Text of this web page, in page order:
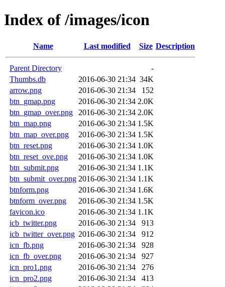
Index of /images/icon
Name Last modified Size Description
Parent Directory
-
Thumbs.db
2016-06-30 21:34 34K
arrow.png
2016-06-30 21:34
152
btn_gmap.png
2016-06-30 21:34 2.0K
btn_gmap_over.png
2016-06-30 21:34 2.0K
btn_map.png
2016-06-30 21:34 1.5K
btn_map_over.png
2016-06-30 21:34 1.5K
btn_reset.png
2016-06-30 21:34 1.0K
btn_reset_ove.png
2016-06-30 21:34 1.0K
btn_submit.png
2016-06-30 21:34 1.1K
btn_submit_over.png 2016-06-30 21:34 1.1K
btnform.png
2016-06-30 21:34 1.6K
btnform_over.png
2016-06-30 21:34 1.5K
favicon.ico
2016-06-30 21:34 1.1K
icb_twitter.png
2016-06-30 21:34
913
icb_twitter_over.png 2016-06-30 21:34
912
icn_fb.png
2016-06-30 21:34
928
icn_fb_over.png
2016-06-30 21:34
927
icn_pro1.png
2016-06-30 21:34
276
icn_pro2.png
2016-06-30 21:34
413